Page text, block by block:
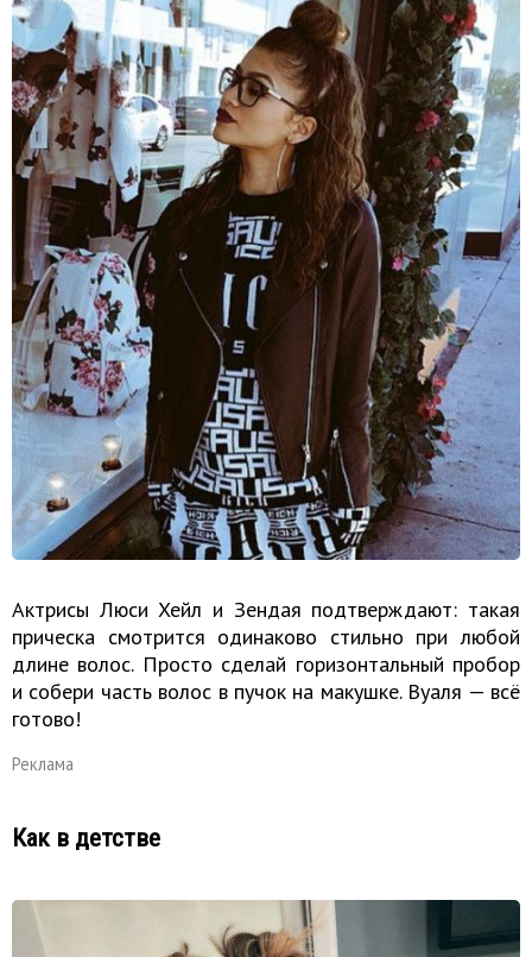
Актрисы Люси Хейл и Зендая подтверждают: такая
прическа смотрится одинаково стильно при любой
длине волос. Просто сделай горизонтальный пробор
и собери часть волос в пучок на макушке. Вуаля — всё
готово!
Реклама
Как в детстве